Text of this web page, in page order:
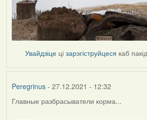
Увайдзіце цізарэгіструйцеся каб
Peregrinus- 27.12.2021 - 12:32
Главные разбрасыватели корма...